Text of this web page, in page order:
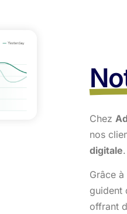
Chez
nos
digitale.
Grâce à
guident
offrant